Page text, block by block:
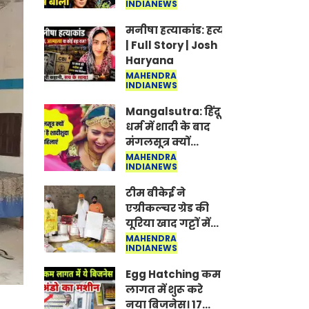
Jantar-Mantar |
CJP protest
INDIANEWS
मनीषा हत्याकांड: हत्या, आत्महत्या या
| Full Story | Josh
Haryana
MAHENDRA
INDIANEWS
Mangalsutra: हिंदू
धर्म में शादी के बाद
मंगलसूत्र क्यों
पहनती है महिलाएं,
किसने शुरु की ये
परंपरा
MAHENDRA
INDIANEWS
टीम बीकेई ने
एग्रीकल्चर ग्रेड की
यूरिया खाद गट्टों में
बदलकर टेक्निकल
ग्रेड में बेचने वालों पर
करवाई कार्रवाई:
लखविंदर सिंह
औलख
MAHENDRA
INDIANEWS
Egg Hatching कम
लागत में शुरू करे
नया बिजनेस। 17